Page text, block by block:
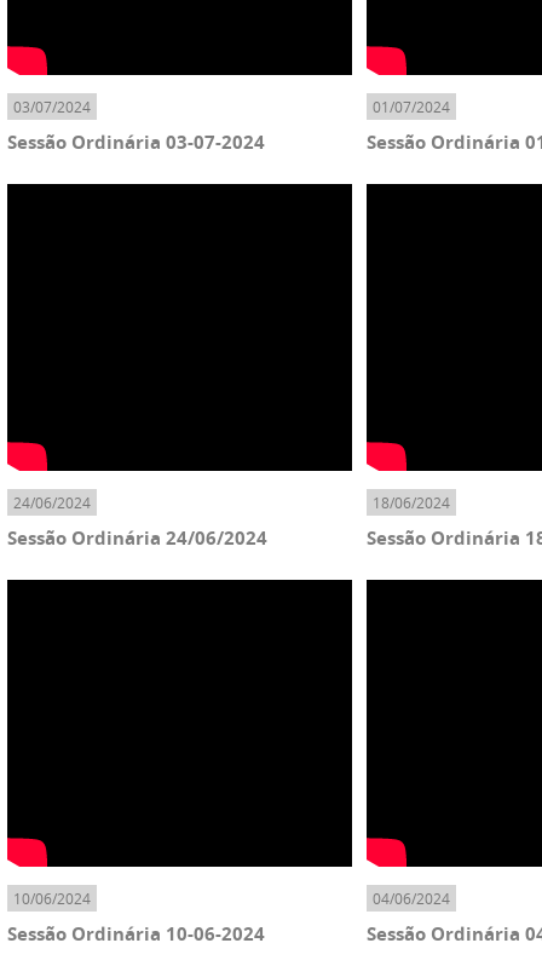
03/07/2024
Sessão Ordinária 03-07-2024
01/07/2024
Sessão Ordinária
24/06/2024
Sessão Ordinária 24/06/2024
18/06/2024
Sessão Ordinária
10/06/2024
Sessão Ordinária 10-06-2024
04/06/2024
Sessão Ordinária